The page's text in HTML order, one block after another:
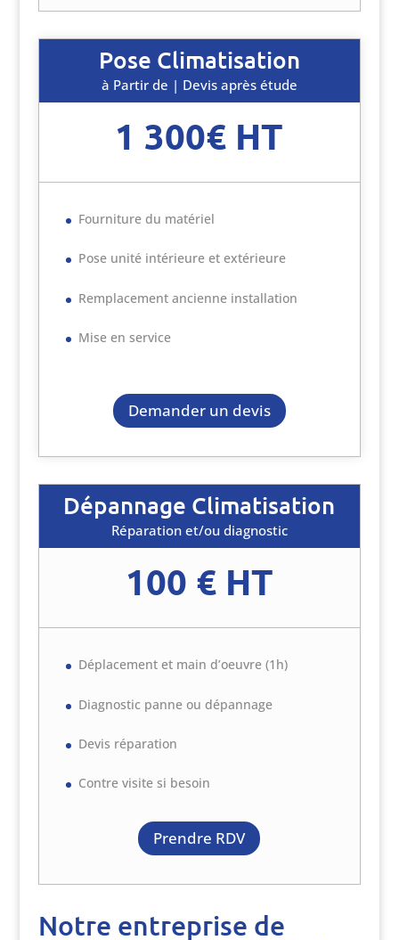
Pose Climatisation
à Partir de | Devis après étude
1 300€ HT
Fourniture du matériel
Pose unité intérieure et extérieure
Remplacement ancienne installation
Mise en service
Demander un devis
Dépannage Climatisation
Réparation et/ou diagnostic
100 € HT
Déplacement et main d’oeuvre (1h)
Diagnostic panne ou dépannage
Devis réparation
Contre visite si besoin
Prendre RDV
Notre entreprise de